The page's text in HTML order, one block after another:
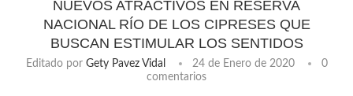
NUEVOS ATRACTIVOS EN RESERVA
NACIONAL RÍO DE LOS CIPRESES QUE
BUSCAN ESTIMULAR LOS SENTIDOS
Editado por Gety Pavez Vidal 24 de Enero de 2020
0
comentarios